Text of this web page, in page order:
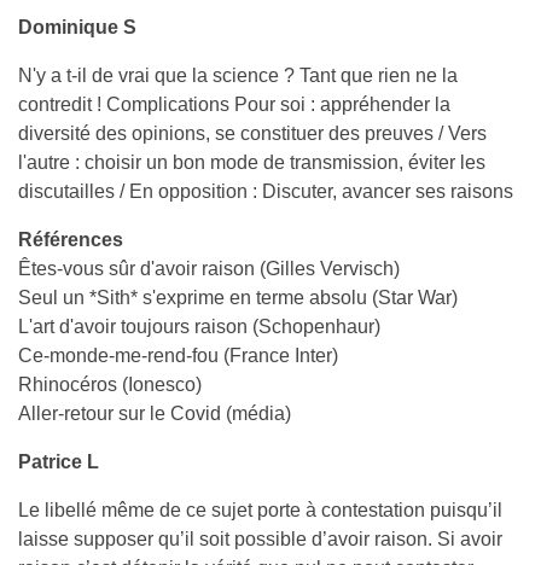
Dominique S
N'y a t-il de vrai que la science ? Tant que rien ne la
contredit ! Complications Pour soi : appréhender la
diversité des opinions, se constituer des preuves / Vers
l'autre : choisir un bon mode de transmission, éviter les
discutailles / En opposition : Discuter, avancer ses raisons
Références
Êtes-vous sûr d'avoir raison (Gilles Vervisch)
Seul un *Sith* s'exprime en terme absolu (Star War)
L'art d'avoir toujours raison (Schopenhaur)
Ce-monde-me-rend-fou (France Inter)
Rhinocéros (Ionesco)
Aller-retour sur le Covid (média)
Patrice L
Le libellé même de ce sujet porte à contestation puisqu’il
laisse supposer qu’il soit possible d’avoir raison. Si avoir